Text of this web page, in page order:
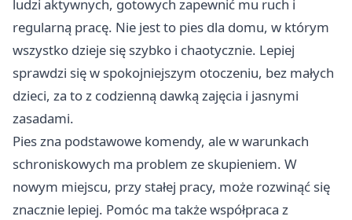
ludzi aktywnych, gotowych zapewnić mu ruch i
regularną pracę. Nie jest to pies dla domu, w którym
wszystko dzieje się szybko i chaotycznie. Lepiej
sprawdzi się w spokojniejszym otoczeniu, bez małych
dzieci, za to z codzienną dawką zajęcia i jasnymi
zasadami.
Pies zna podstawowe komendy, ale w warunkach
schroniskowych ma problem ze skupieniem. W
nowym miejscu, przy stałej pracy, może rozwinąć się
znacznie lepiej. Pomóc ma także współpraca z